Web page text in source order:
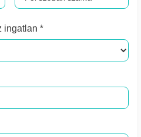
ingatlan *